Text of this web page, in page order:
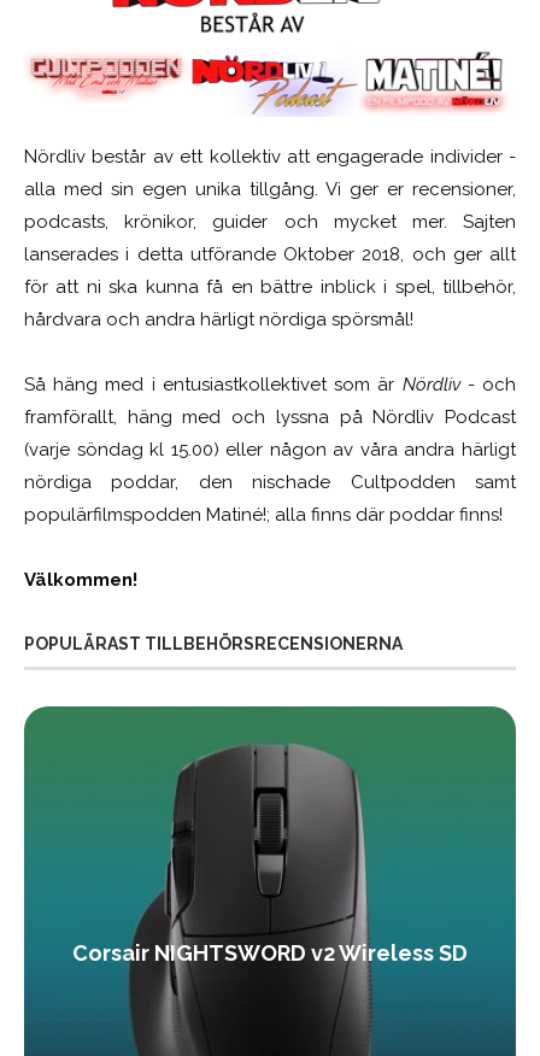
Nördliv består av ett kollektiv att engagerade individer -
alla med sin egen unika tillgång. Vi ger er recensioner,
podcasts, krönikor, guider och mycket mer. Sajten
lanserades i detta utförande Oktober 2018, och ger allt
för att ni ska kunna få en bättre inblick i spel, tillbehör,
hårdvara och andra härligt nördiga spörsmål!
Så häng med i entusiastkollektivet som är Nördliv- och
framförallt, häng med och lyssna på Nördliv Podcast
(varje söndag kl 15.00) eller någon av våra andra härligt
nördiga poddar, den nischade Cultpodden samt
populärfilmspodden Matiné!; alla finns där poddar finns!
Välkommen!
POPULÄRAST TILLBEHÖRSRECENSIONERNA
Corsair NIGHTSWORD v2 Wireless SD